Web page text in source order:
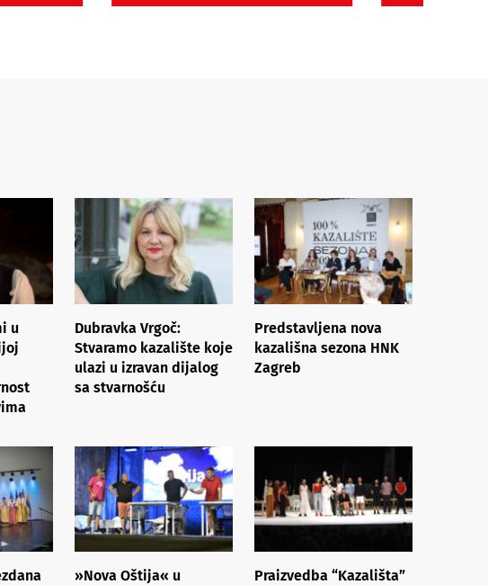
u
Dubravka Vrgoč:
Stvaramo kazalište koje
ulazi u izravan dijalog
sa stvarnošću
Predstavljena nova
kazališna sezona HNK
Zagreb
»Nova Oštija« u
Praizvedba “Kazališta”